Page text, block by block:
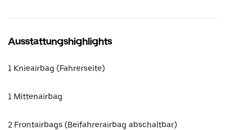
Ausstattungshighlights
1 Knieairbag (Fahrerseite)
1 Mittenairbag
2 Frontairbags (Beifahrerairbag abschaltbar)